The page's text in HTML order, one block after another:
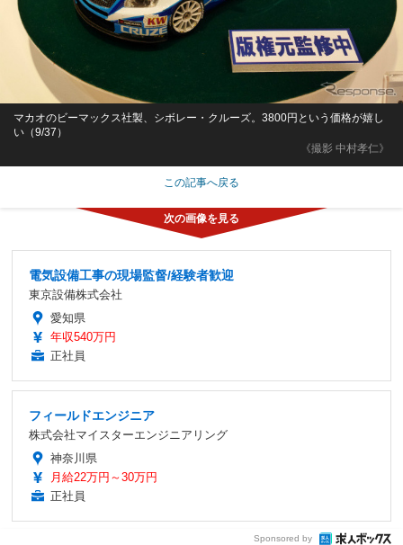
《撮影 中村孝仁》
マカオのビーマックス社製、シボレー・クルーズ。3800円という価格が嬉し
い（9/37）
この記事へ戻る
電気設備工事の現場監督/経験者歓迎
東京設備株式会社
愛知県
年収540万円
正社員
フィールドエンジニア
株式会社マイスターエンジニアリング
神奈川県
月給22万円～30万円
正社員
Sponsored by